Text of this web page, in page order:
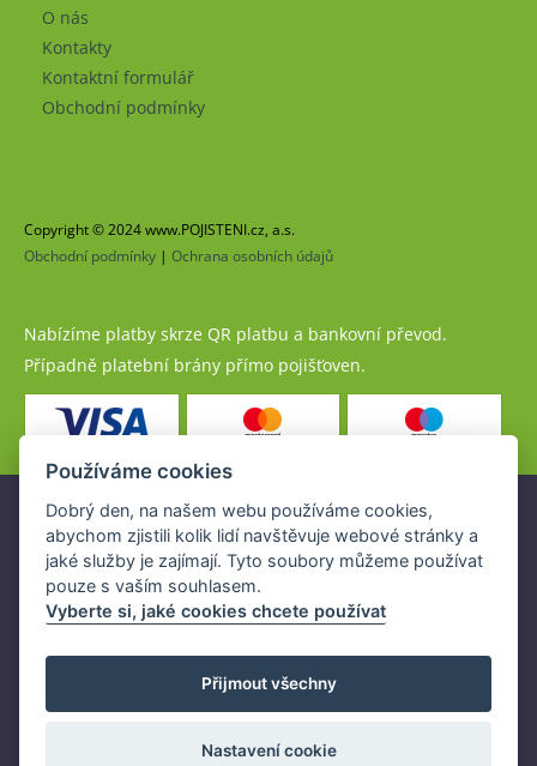
O nás
Kontakty
Kontaktní formulář
Obchodní podmínky
Copyright © 2024 www.POJISTENI.cz, a.s.
Obchodní podmínky | Ochrana osobních údajů
Nabízíme platby skrze QR platbu a bankovní převod.
Případně platební brány přímo pojišťoven.
Pojistné produkty jsou nabízeny společností
www.POJISTENI.cz, a.s. na základě platné licence České
národní banky (ČNB).
Licence ČNB umožňuje www.POJISTENI.cz, a.s. poskytovat
Používáme cookies
Dobrý den, na našem webu používáme cookies,
abychom zjistili kolik lidí navštěvuje webové stránky a
jaké služby je zajímají. Tyto soubory můžeme používat
pouze s vaším souhlasem.
Vyberte si, jaké cookies chcete používat
Přijmout všechny
Nastavení cookie